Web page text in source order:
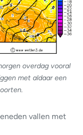
overdag vooral
met aldaar een
vallen met